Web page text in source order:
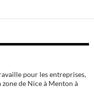
pour les entreprises,
de Nice à Menton à